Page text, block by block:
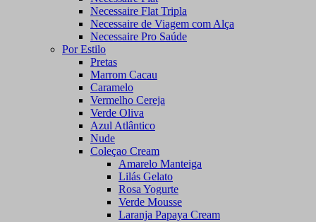
Necessaire Flat Tripla
Necessaire de Viagem com Alça
Necessaire Pro Saúde
Por Estilo
Pretas
Marrom Cacau
Caramelo
Vermelho Cereja
Verde Oliva
Azul Atlântico
Nude
Coleçao Cream
Amarelo Manteiga
Lilás Gelato
Rosa Yogurte
Verde Mousse
Laranja Papaya Cream